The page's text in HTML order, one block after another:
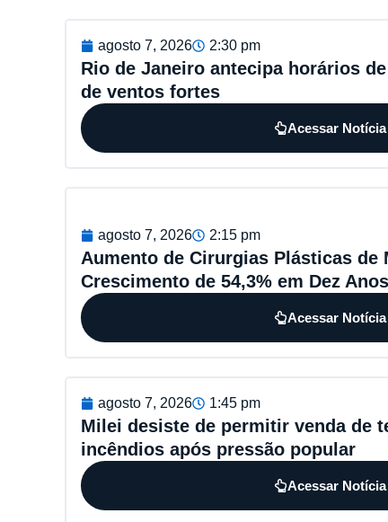
agosto 7, 2026 2:30 pm
Rio de Janeiro antecipa horários
de ventos fortes
Acessar Notícia
agosto 7, 2026 2:15 pm
Aumento de Cirurgias Plásticas de
Crescimento de 54,3% em Dez Anos
Acessar Notícia
agosto 7, 2026 1:45 pm
Milei desiste de permitir venda de
incêndios após pressão popular
Acessar Notícia